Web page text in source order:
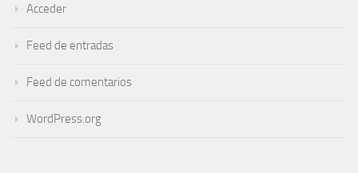
Acceder
Feed de entradas
Feed de comentarios
WordPress.org